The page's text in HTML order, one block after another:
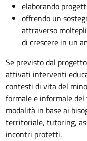
elaborando
offrendo un
attraverso
di crescere in un
Se previsto dal progetto
attivati interventi
contesti di vita del
formale e informale
modalità in base ai
territoriale, tutoring,
incontri protetti.